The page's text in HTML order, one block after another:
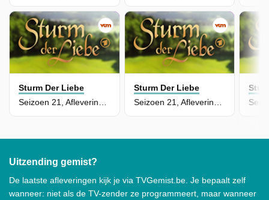
Sturm Der Liebe
Sturm Der Liebe
Uitzending gemist?
De laatste afleveringen kijk je via TVGemist.be. Je bepaalt zelf
wanneer: niet als de TV-zender ze programmeert, maar wanneer